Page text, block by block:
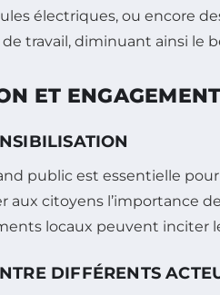
électriques, ou encore
travail, diminuant ainsi le
ET
public est essentielle
aux citoyens l’importance
locaux peuvent inciter
DIFFÉRENTS